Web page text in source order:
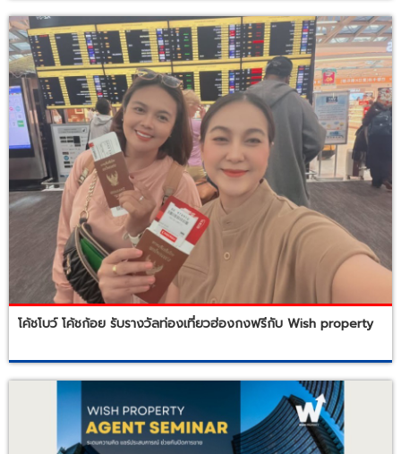
โค้ชโบว์ โค้ชก้อย รับรางวัลท่องเที่ยวฮ่องกงฟรีกับ Wish property